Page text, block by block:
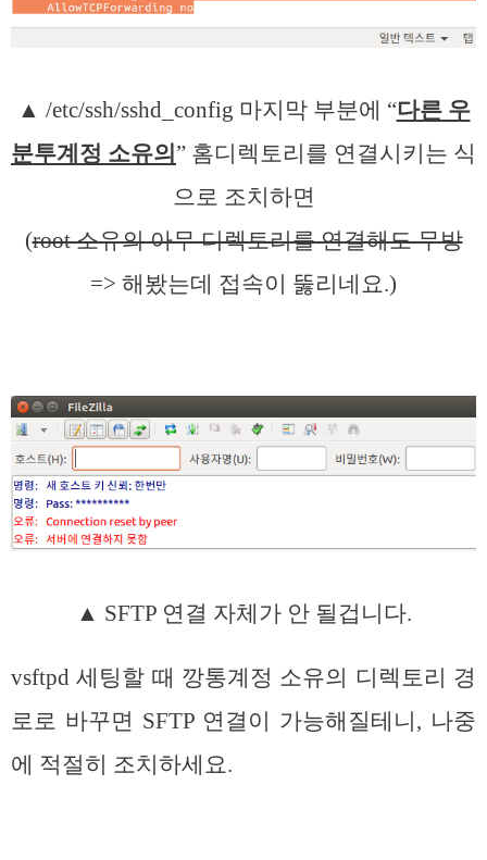
▲ /etc/ssh/sshd_config 마지막 부분에 “다른 우
분투계정 소유의 ” 홈디렉토리를 연결시키는 식
으로 조치하면
(root 소유의 아무 디렉토리를 연결해도 무방
=> 해봤는데 접속이 뚫리네요.)
▲ SFTP 연결 자체가 안 될겁니다.
vsftpd 세팅할 때 깡통계정 소유의 디렉토리 경
로로 바꾸면 SFTP 연결이 가능해질테니, 나중
에 적절히 조치하세요.